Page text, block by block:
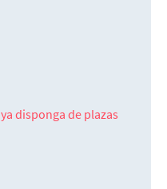
disponga de plazas